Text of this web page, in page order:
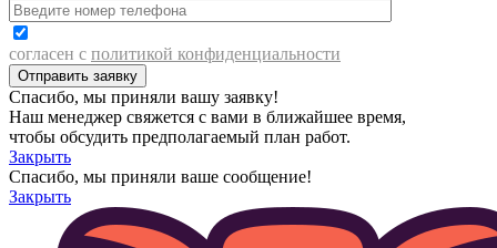
согласен с политикой конфиденциальности
Спасибо, мы приняли вашу заявку!
Наш менеджер свяжется с вами в ближайшее время,
чтобы обсудить предполагаемый план работ.
Закрыть
Спасибо, мы приняли ваше сообщение!
Закрыть